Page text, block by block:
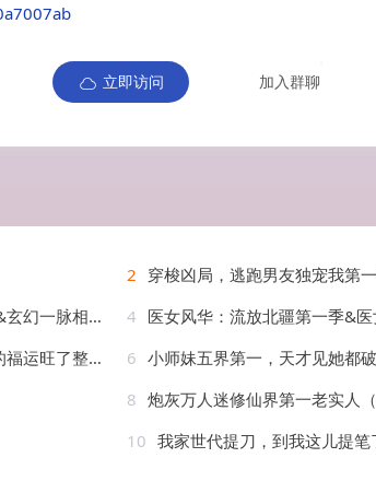
立即访问 加入群聊
2 穿梭凶局，逃跑男友独宠我第一季&穿梭凶局逃
季（138集）AI短剧 4 医女风华：流放北疆第一季&医女风华
（129集）AI短剧 6 小师妹五界第一，天才见她都破防&小师妹五界
8 炮灰万人迷修仙界第一老实人
10 我家世代提刀，到我这儿提笔了&我家世代提刀